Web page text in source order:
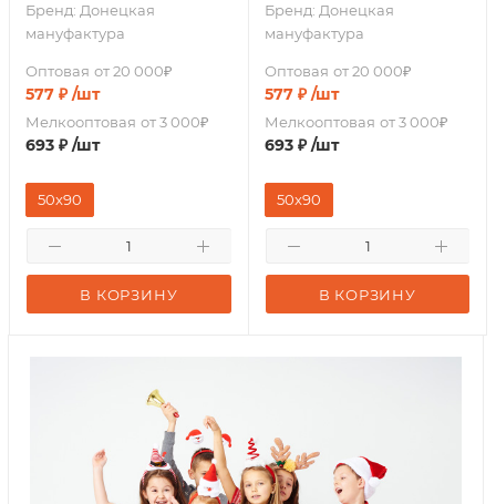
Бренд: Донецкая
мануфактура
Оптовая от 20 000₽
577 ₽ /шт
Мелкооптовая от 3 000₽
693 ₽ /шт
В КОРЗИНУ
50x90
Бренд: Донецкая
мануфактура
Оптовая от 20 000₽
577₽ /шт
Мелкооптовая от 3 000₽
693₽ /шт
В КОРЗИНУ
50x90